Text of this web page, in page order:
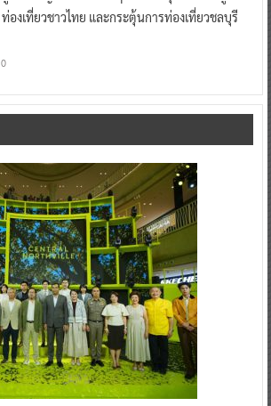
ท่องเที่ยวชาวไทย และกระตุ้นการท่องเที่ยวชลบุรี
0